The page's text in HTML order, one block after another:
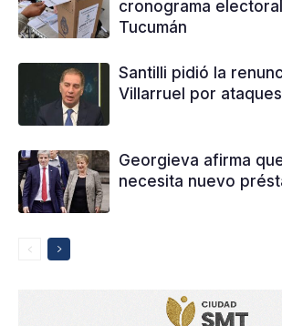
cronograma
Tucumán
Santilli pidió la
Villarruel por
Georgieva afirma
necesita nuevo